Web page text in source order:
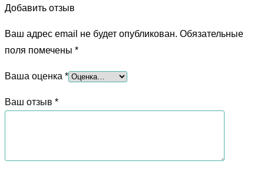
Добавить отзыв
Ваш адрес email не будет опубликован. Обязательные
поля помечены *
Ваша оценка *
Ваш отзыв *